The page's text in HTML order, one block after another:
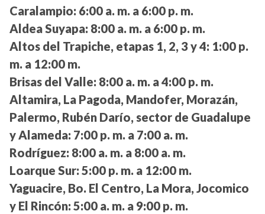
Caralampio: 6:00 a. m. a 6:00 p. m.
Aldea Suyapa: 8:00 a. m. a 6:00 p. m.
Altos del Trapiche, etapas 1, 2, 3 y 4: 1:00 p.
m. a 12:00 m.
Brisas del Valle: 8:00 a. m. a 4:00 p. m.
Altamira, La Pagoda, Mandofer, Morazán,
Palermo, Rubén Darío, sector de Guadalupe
y Alameda: 7:00 p. m. a 7:00 a. m.
Rodríguez: 8:00 a. m. a 8:00 a. m.
Loarque Sur: 5:00 p. m. a 12:00 m.
Yaguacire, Bo. El Centro, La Mora, Jocomico
y El Rincón: 5:00 a. m. a 9:00 p. m.